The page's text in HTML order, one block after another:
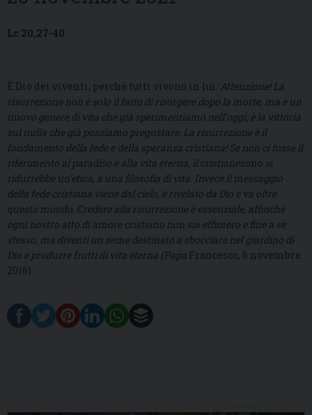
Lc 20,27-40
È Dio dei viventi, perché tutti vivono in lui: Attenzione! La
risurrezione non è solo il fatto di risorgere dopo la morte, ma è un
nuovo genere di vita che già sperimentiamo nell’oggi; è la vittoria
sul nulla che già possiamo pregustare. La risurrezione è il
fondamento della fede e della speranza cristiana! Se non ci fosse il
riferimento al paradiso e alla vita eterna, il cristianesimo si
ridurrebbe un’etica, a una filosofia di vita. Invece il messaggio
della fede cristiana viene dal cielo, è rivelato da Dio e va oltre
questo mondo. Credere alla risurrezione è essenziale, affinché
ogni nostro atto di amore cristiano non sia effimero e fine a se
stesso, ma diventi un seme destinato a sbocciare nel giardino di
Dio e produrre frutti di vita eterna (Papa Francesco, 6 novembre
2016).